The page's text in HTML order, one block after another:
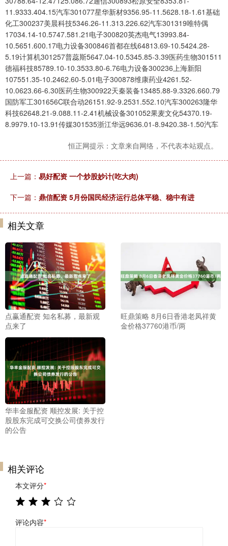
11.9333.404.15汽车301077星华新材9356.95-11.5628.18-1.61基础
化工300237美晨科技5346.26-11.313.226.62汽车301319唯特偶
17034.14-10.5747.581.21电子300820英杰电气13993.84-
10.5651.600.17电力设备300846首都在线64813.69-10.5424.28-
5.19计算机301257普蕊斯5647.04-10.5345.85-3.39医药生物301511
德福科技85789.10-10.3533.80-6.76电力设备300236上海新阳
107551.35-10.2462.60-5.01电子300878维康药业4261.52-
10.0623.66-6.30医药生物300922天秦装备13485.88-9.3326.660.79
国防军工301656C联合动26151.92-9.2531.552.10汽车300263隆华
科技62648.21-9.088.11-2.41机械设备301052果麦文化54370.19-
8.9979.10-13.91传媒301535浙江华远9636.01-8.9420.38-1.50汽车
恒正网提示：文章来自网络，不代表本站观点。
上一篇： 易好配资 一个炒股妙计(吃大肉)
下一篇： 鼎信配资 5月份国民经济运行总体平稳、稳中有进
相关文章
点赢通配资 知名私募，最新观
点来了
旺鼎策略 8月6日香港老凤祥黄
金价格37760港币/两
华丰金服配资 顺控发展: 关于控
股股东完成可交换公司债券发行
的公告
相关评论
本文评分*
评论内容*